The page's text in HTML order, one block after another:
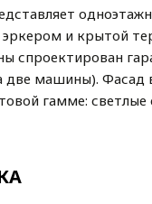
и крытой
спроектирован
две машины). Фасад
гамме: светлые
чёткое